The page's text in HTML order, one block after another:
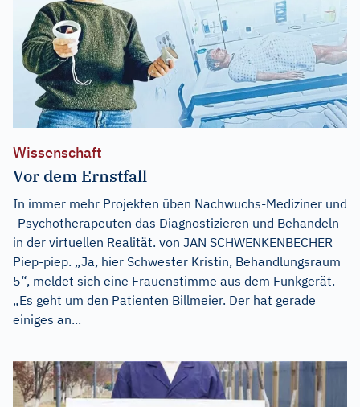
Wissenschaft
Vor dem Ernstfall
In immer mehr Projekten üben Nachwuchs-Mediziner und
-Psychotherapeuten das Diagnostizieren und Behandeln
in der virtuellen Realität. von JAN SCHWENKENBECHER
Piep-piep. „Ja, hier Schwester Kristin, Behandlungsraum
5“, meldet sich eine Frauenstimme aus dem Funkgerät.
„Es geht um den Patienten Billmeier. Der hat gerade
einiges an...